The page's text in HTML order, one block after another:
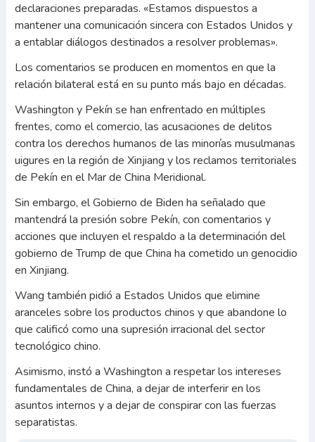
declaraciones preparadas. «Estamos dispuestos a
mantener una comunicación sincera con Estados Unidos y
a entablar diálogos destinados a resolver problemas».
Los comentarios se producen en momentos en que la
relación bilateral está en su punto más bajo en décadas.
Washington y Pekín se han enfrentado en múltiples
frentes, como el comercio, las acusaciones de delitos
contra los derechos humanos de las minorías musulmanas
uigures en la región de Xinjiang y los reclamos territoriales
de Pekín en el Mar de China Meridional.
Sin embargo, el Gobierno de Biden ha señalado que
mantendrá la presión sobre Pekín, con comentarios y
acciones que incluyen el respaldo a la determinación del
gobierno de Trump de que China ha cometido un genocidio
en Xinjiang.
Wang también pidió a Estados Unidos que elimine
aranceles sobre los productos chinos y que abandone lo
que calificó como una supresión irracional del sector
tecnológico chino.
Asimismo, instó a Washington a respetar los intereses
fundamentales de China, a dejar de interferir en los
asuntos internos y a dejar de conspirar con las fuerzas
separatistas.